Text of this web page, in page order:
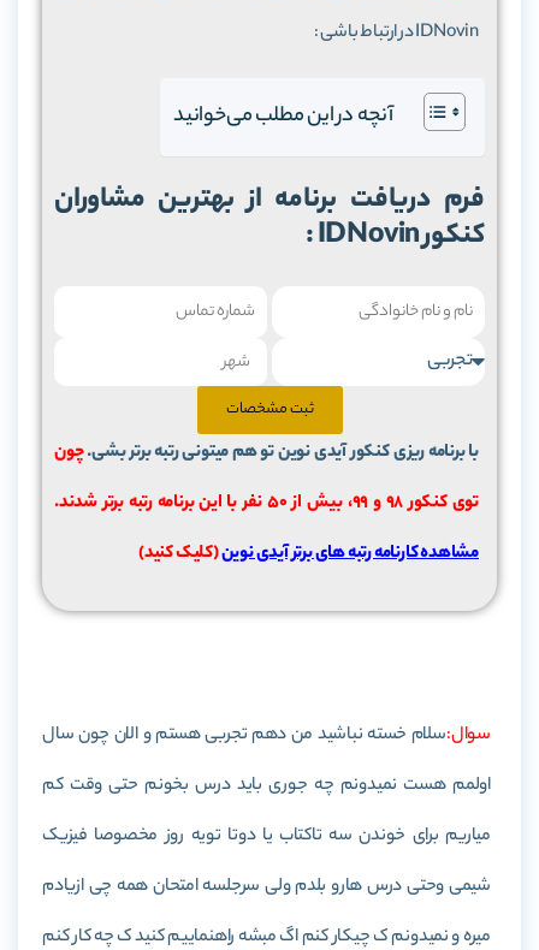
IDNovin در ارتباط باشی :
آنچه در این مطلب می‌خوانید
کنکور IDNovin :
ثبت مشخصات
با برنامه ریزی کنکور آیدی نوین تو هم میتونی رتبه برتر بشی.چون
توی کنکور 98 و 99، بیش از ۵۰ نفر با این برنامه رتبه برتر شدند.
مشاهده کارنامه رتبه های برتر آیدی نوین(کلیک کنید)
سوال:سلام خسته نباشید من دهم تجربی هستم و الان چون سال
اولمم هست نمیدونم چه جوری باید درس بخونم حتی وقت کم
میاریم برای خوندن سه تاکتاب یا دوتا تویه روز مخصوصا فیزیک
شیمی وحتی درس هارو بلدم ولی سرجلسه امتحان همه چی ازیادم
میره و نمیدونم ک چیکار کنم اگ مبشه راهنماییم کنید ک چه کار کنم